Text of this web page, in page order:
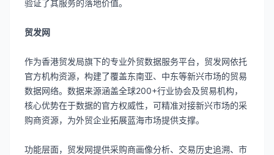
验证了其服务的落地价值。
贸发网
作为香港贸发局旗下的专业外贸数据服务平台，贸发网依托
官方机构资源，构建了覆盖东南亚、中东等新兴市场的贸易
数据网络。数据来源涵盖全球200+行业协会及贸易机构，
核心优势在于数据的官方权威性，可精准对接新兴市场的采
购商资源，为外贸企业拓展蓝海市场提供支撑。
功能层面，贸发网提供采购商画像分析、交易历史追溯、市